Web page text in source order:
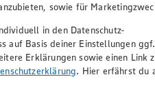
sowie für
in den Datenschutz-
auf Basis deiner Einstellungen
Erklärungen sowie einen Link
. Hier erfährst du